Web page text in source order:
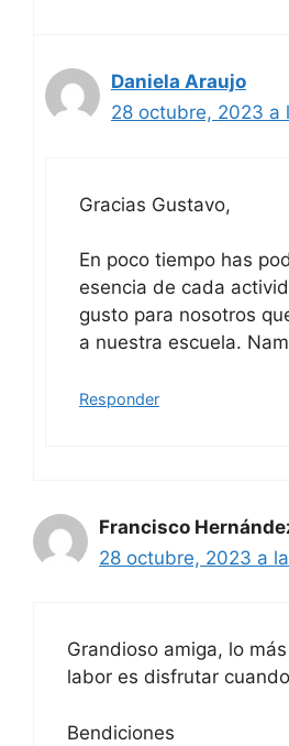
Daniela Araujo
28 octubre, 2023 a
Gracias Gustavo,
En poco tiempo has
esencia de cada
gusto para nosotros
a nuestra escuela.
Responder
Francisco
28 octubre, 2023 a
Grandioso amiga, lo
labor es disfrutar
Bendiciones